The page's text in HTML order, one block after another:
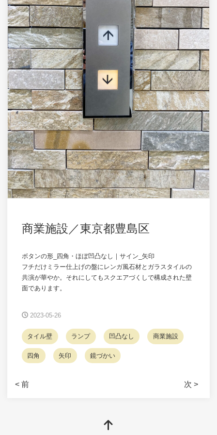
商業施設／東京都豊島区
ボタンの形_四角・ほぼ凹凸なし｜サイン_矢印
フチだけミラー仕上げの盤にレンガ風石材とガラスタイルの
共演が華やか。それにしてもスクエアづくしで構成された壁
面であります。
2023-05-26
タイル壁 ランプ 凹凸なし 商業施設
四角 矢印 鏡づかい
< 前 次 >